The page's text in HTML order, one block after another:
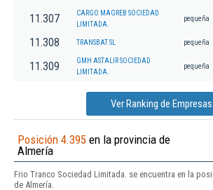
11.307
CARGO MAGREB SOCIEDAD
LIMITADA.
pequeña
11.308 TRANSBAT SL pequeña
11.309
GMH ASTALIR SOCIEDAD
LIMITADA.
pequeña
Ver Ranking de
Posición 4.395 en la provincia de
Almería
Frio Tranco Sociedad Limitada. se encuentra en la
de Almería.